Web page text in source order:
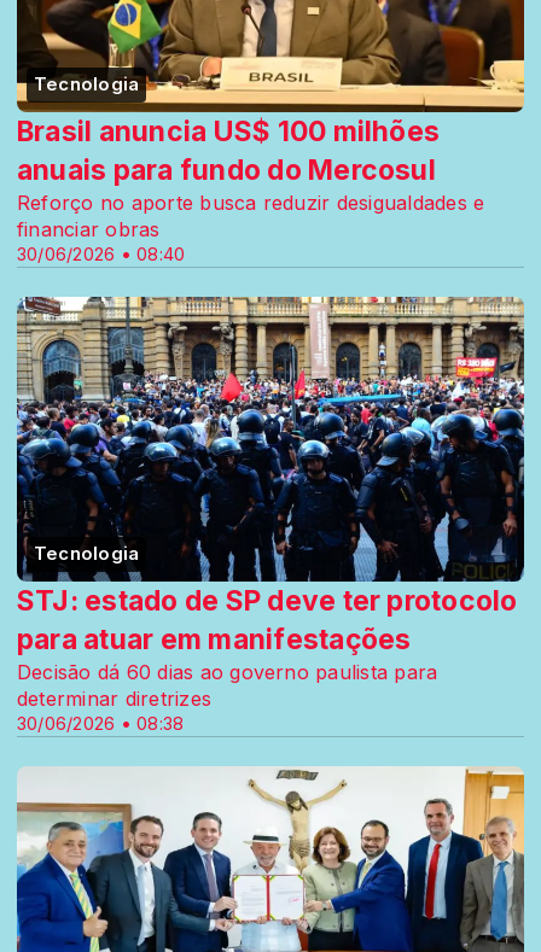
Tecnologia
30/06/2026 • 08:40
Brasil anuncia US$ 100 milhões
anuais para fundo do Mercosul
Reforço no aporte busca reduzir desigualdades e
financiar obras
Tecnologia
30/06/2026 • 08:38
STJ: estado de SP deve ter protocolo
para atuar em manifestações
Decisão dá 60 dias ao governo paulista para
determinar diretrizes